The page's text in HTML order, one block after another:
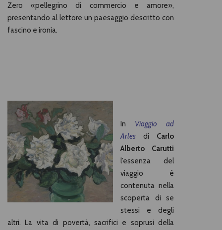
Zero «pellegrino di commercio e amore»,
presentando al lettore un paesaggio descritto con
fascino e ironia.
In Viaggio ad
Arles
di Carlo
Alberto Carutti
l’essenza del
viaggio è
contenuta nella
scoperta di se
stessi e degli
altri. La vita di povertà, sacrifici e soprusi della